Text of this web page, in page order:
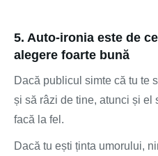
5. Auto-ironia este de
alegere foarte bună
Dacă publicul simte că tu te
și să râzi de tine, atunci și el
facă la fel.
Dacă tu ești ținta umorului,